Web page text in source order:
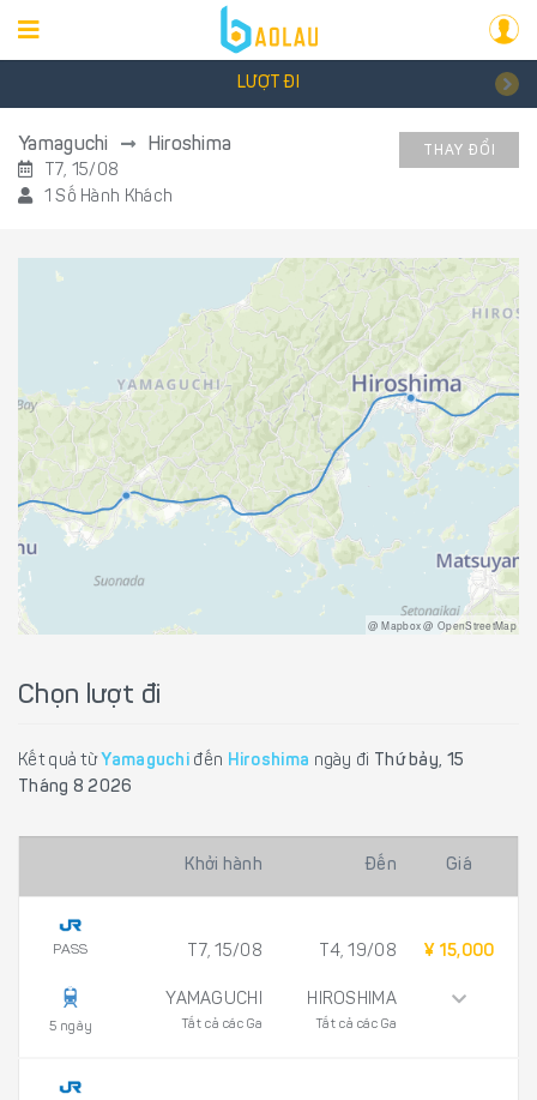
LƯỢT ĐI
Yamaguchi Hiroshima
T7, 15/08
1 Số Hành Khách
THAY ĐỔI
@ Mapbox @ OpenStreetMap
Chọn lượt đi
Kết quả từ Yamaguchi đến Hiroshima ngày đi
Thứ bảy, 15
Tháng 8 2026
Khởi hành Đến Giá
PASS
5 ngày
T7, 15/08
YAMAGUCHI
Tất cả các Ga
T4, 19/08
HIROSHIMA
Tất cả các Ga
¥ 15,000